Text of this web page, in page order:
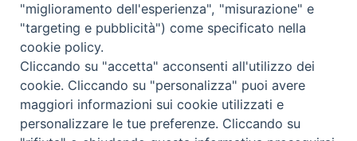
DIOCESI DI AOSTA
DIOCÈSE D'AOSTE
"miglioramento dell'esperienza", "misurazione" e
"targeting e pubblicità") come specificato nella
cookie policy.
Cliccando su "accetta" acconsenti all'utilizzo dei
cookie. Cliccando su "personalizza" puoi avere
maggiori informazioni sui cookie utilizzati e
personalizzare le tue preferenze. Cliccando su